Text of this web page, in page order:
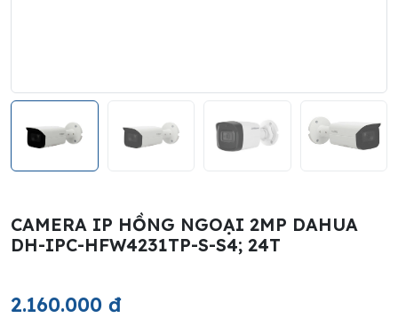
CAMERA IP HỒNG NGOẠI 2MP DAHUA
DH-IPC-HFW4231TP-S-S4; 24T
2.160.000 đ